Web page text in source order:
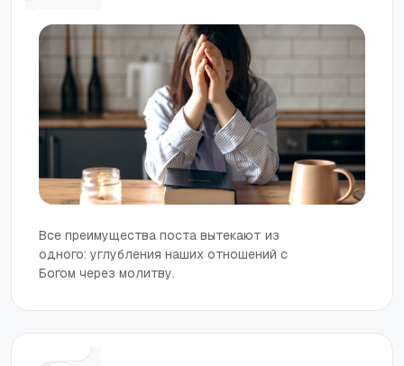
Все преимущества поста вытекают из
одного: углубления наших отношений с
Богом через молитву.